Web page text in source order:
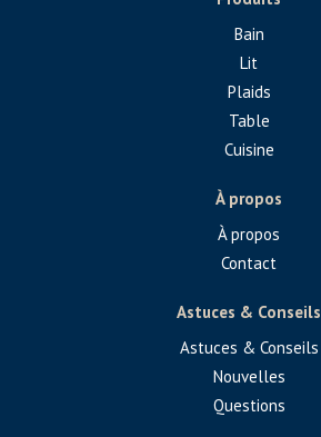
Bain
Lit
Plaids
Table
Cuisine
À propos
À propos
Contact
Astuces & Conseils
Astuces & Conseils
Nouvelles
Questions